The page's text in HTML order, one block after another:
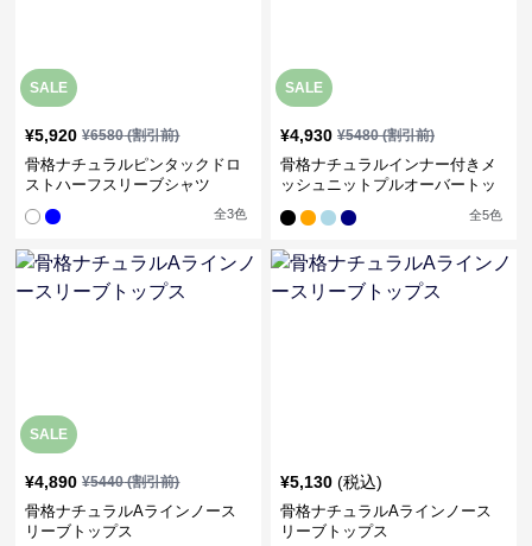
SALE
¥5,920 ¥6580(割引前)
骨格ナチュラルピンタックドロ
ストハーフスリーブシャツ
全3色
SALE
¥4,930 ¥5480(割引前)
骨格ナチュラルインナー付きメ
ッシュニットプルオーバートッ
全5色
SALE
¥4,890 ¥5440(割引前)
骨格ナチュラルAラインノース
リーブトップス
¥5,130 (税込)
骨格ナチュラルAラインノース
リーブトップス